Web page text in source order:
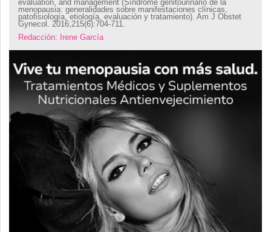
evaluation, and management (Síndrome genitourinario de la
menopausia: generalidades sobre manifestaciones clínicas,
patofisiología, etiología, evaluación y tratamiento). Am J Obstet
Gynecol. 2016;215(6):704-711.
Redacción: Irene García